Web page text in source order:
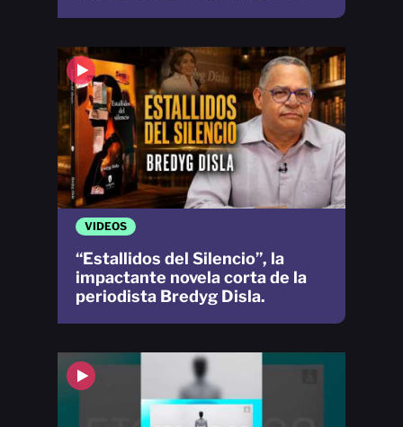
VIDEOS
“Estallidos del Silencio”, la
impactante novela corta de la
periodista Bredyg Disla.